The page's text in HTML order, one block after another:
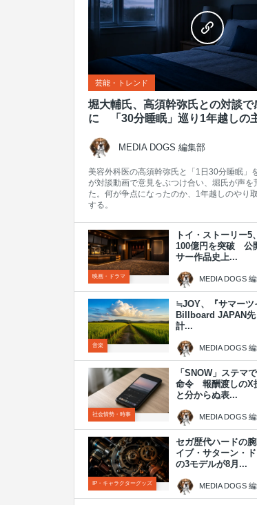
芸能・トレンド
堀大輔氏、高須幹弥氏との対談で
に 「30分睡眠」巡り1年越しの
MEDIA DOGS 編集部
美容外科医の高須幹弥氏と「1日30分睡眠」
が対談動画で意見をぶつけ合い、堀氏が声を
た。何が争点になったのか、1年越しのやり
する。
映画・ドラマ
トイ・ストーリー5
100億円を突破 公
サー作品史上...
MEDIA DOGS
音楽
≒JOY、『サマーツ
Billboard JAPAN先
計...
MEDIA DOGS
社会情勢・時事
「SNOW」ステマ
命令 報酬渡しのX
と分からぬ表...
MEDIA DOGS
IP・キャラクターグッズ
セガ歴代ハードの
イブ・サターン・
の3モデルが8月...
MEDIA DOGS